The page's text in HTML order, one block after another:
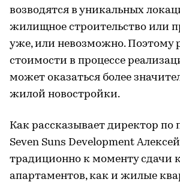
возводятся в уникальных
жилищное строительство или
уже, или невозможно. Поэтому
стоимости в процессе
может оказаться более
жилой новостройки.
Как рассказывает директор
Seven Suns Development
традиционно к моменту сдачи
апартаментов, как и жилые